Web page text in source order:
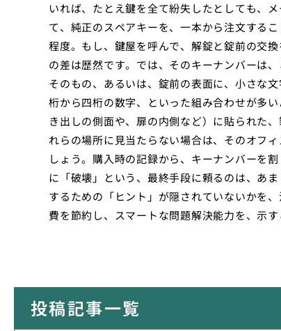
いれば、たとえ鍵を全て紛失したとしても、
て、純正のスペアキーを、一本から注文する
程度。もし、鍵屋を呼んで、解錠と錠前の交
の差は歴然です。では、そのキーナンバーは
そのもの、あるいは、錠前の表面に、小さな
桁から四桁の数字、といった組み合わせが多
き出しの側面や、扉の内側など）に貼られた
れらの場所に見当たらない場合は、そのオフ
しょう。購入時の記録から、キーナンバーを
に「破壊」という、最終手段に頼るのは、あ
するための「ヒント」が隠されていないかを
費を節約し、スマートな問題解決能力を、示
投稿記事一覧